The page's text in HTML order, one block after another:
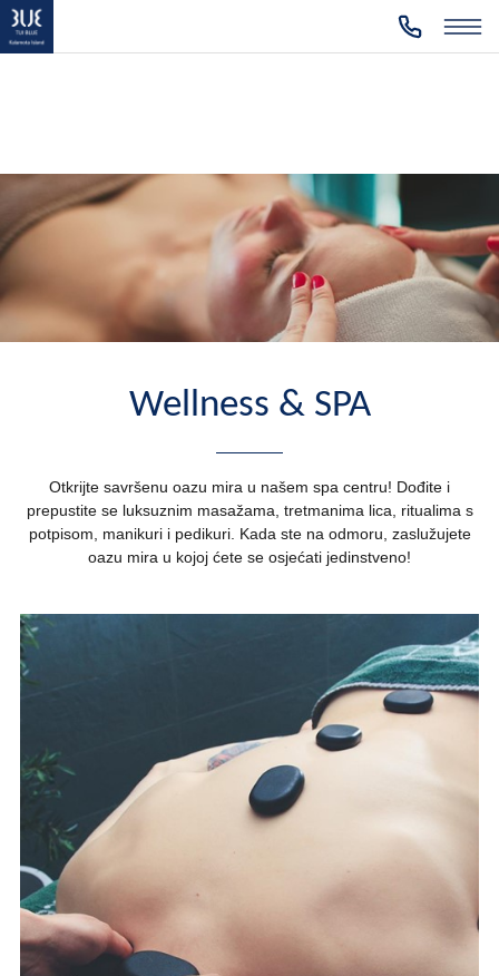
Wellness & SPA
Otkrijte savršenu oazu mira u našem spa centru! Dođite i
prepustite se luksuznim masažama, tretmanima lica, ritualima s
potpisom, manikuri i pedikuri. Kada ste na odmoru, zaslužujete
oazu mira u kojoj ćete se osjećati jedinstveno!